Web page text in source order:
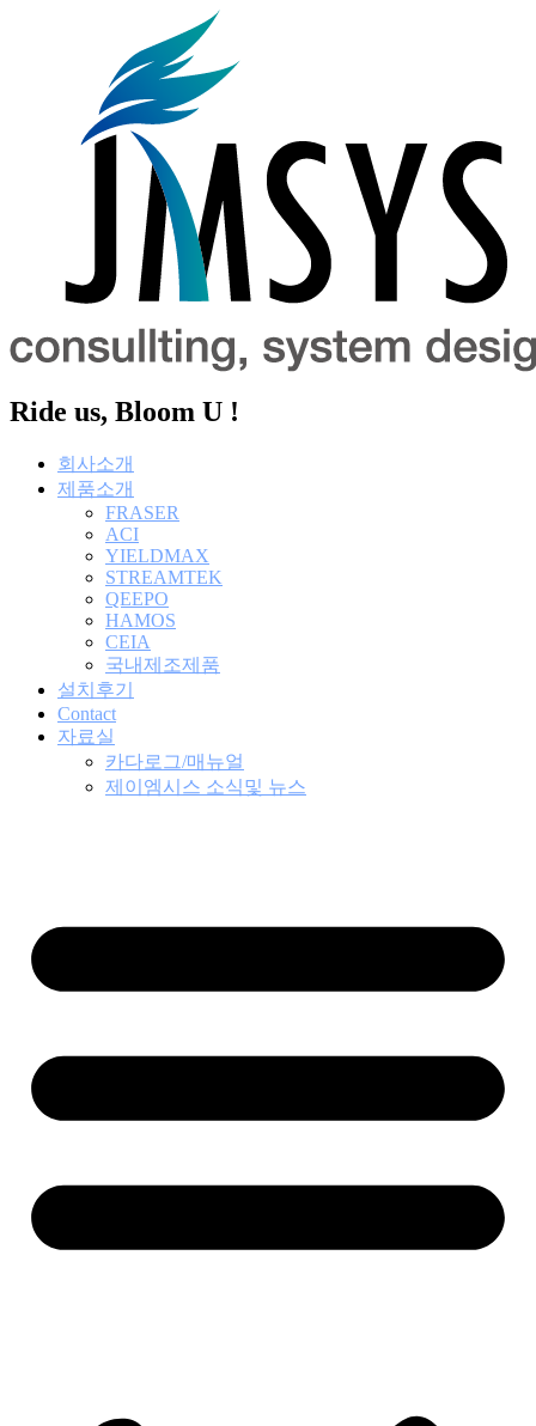
Ride us, Bloom U !
회사소개
제품소개
FRASER
ACI
YIELDMAX
STREAMTEK
QEEPO
HAMOS
CEIA
국내제조제품
설치후기
Contact
자료실
카다로그/매뉴얼
제이엠시스 소식및 뉴스